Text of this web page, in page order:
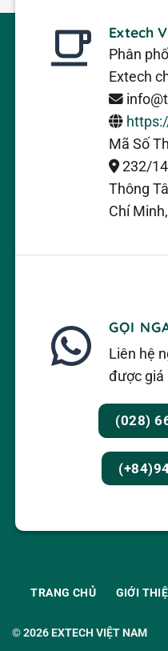
Extech
Phân
Extech
Mã Số
232/
Thông
Chí
GỌI
Liên hệ
được giá
(028)
© 2026EXTECH VIỆT NAM
TRANG CHỦ GIỚI